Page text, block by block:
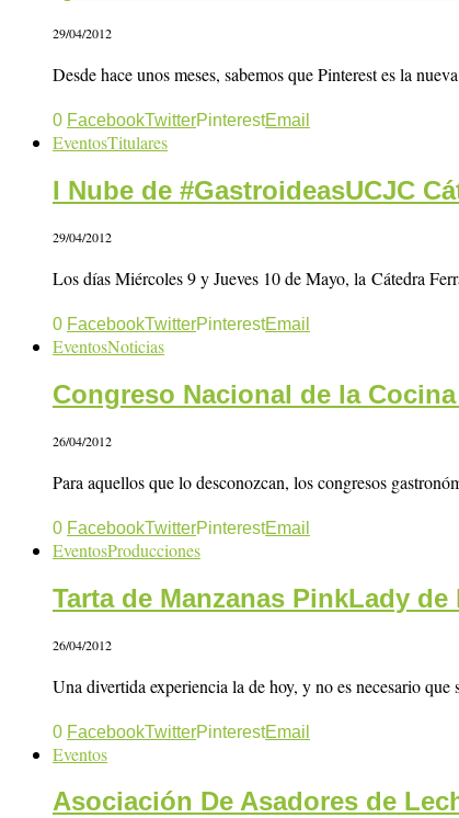
29/04/2012
Desde hace unos meses, sabemos que Pinterest es la
0 FacebookTwitterPinterestEmail
EventosTitulares
I Nube de #GastroideasUCJC
29/04/2012
Los días Miércoles 9 y Jueves 10 de Mayo, la Cátedra
0 FacebookTwitterPinterestEmail
EventosNoticias
Congreso Nacional de la
26/04/2012
Para aquellos que lo desconozcan, los congresos
0 FacebookTwitterPinterestEmail
EventosProducciones
Tarta de Manzanas PinkLady
26/04/2012
Una divertida experiencia la de hoy, y no es necesario
0 FacebookTwitterPinterestEmail
Eventos
Asociación De Asadores de